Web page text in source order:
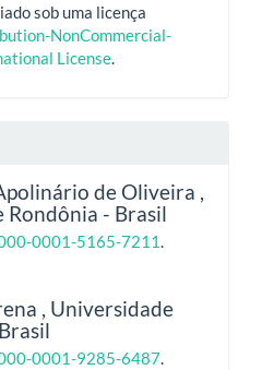
sob uma licença
NonCommercial-
License
de Oliveira ,
- Brasil
0001-5165-7211.
, Universidade
0001-9285-6487.